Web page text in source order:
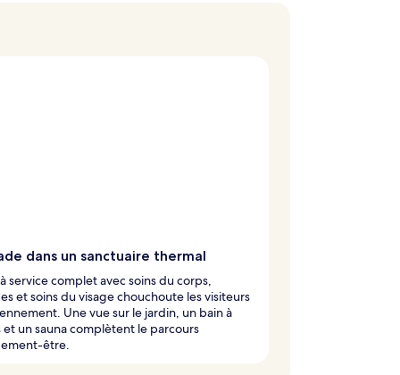
dans un sanctuaire thermal
service complet avec soins du corps,
et soins du visage chouchoute les visiteurs
Une vue sur le jardin, un bain à
et un sauna complètent le parcours
être.